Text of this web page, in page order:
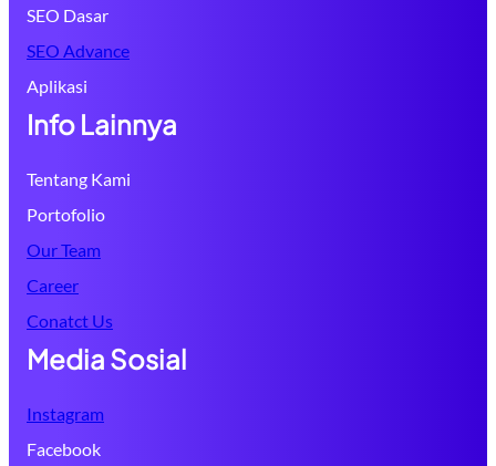
SEO Dasar
SEO Advance
Aplikasi
Info Lainnya
Tentang Kami
Portofolio
Our Team
Career
Conatct Us
Media Sosial
Instagram
Facebook